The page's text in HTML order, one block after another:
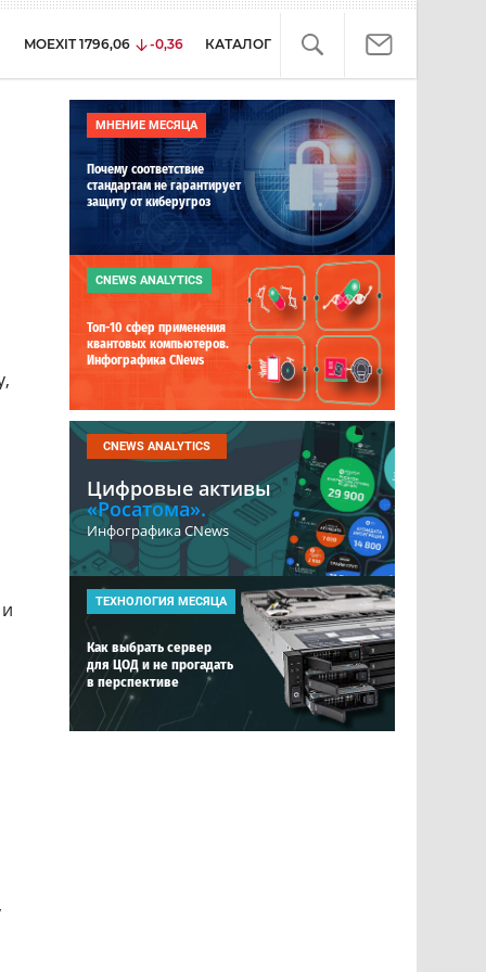
MOEXIT 1796,06 -0,36 КАТАЛОГ
МНЕНИЕ МЕСЯЦА
Почему соответствие
стандартам не гарантирует
защиту от киберугроз
CNEWS ANALYTICS
Топ-10 сфер применения
квантовых компьютеров.
Инфографика CNews
CNEWS ANALYTICS
Цифровые активы
«Росатома».
Инфографика CNews
ТЕХНОЛОГИЯ МЕСЯЦА
Как выбрать сервер
для ЦОД и не прогадать
в перспективе